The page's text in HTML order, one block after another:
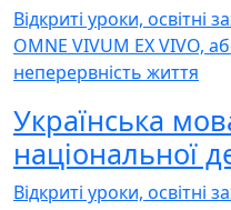
Відкриті уроки, освітні
OMNE VIVUM EX VIVO,
неперервність життя
Українська
національної
Відкриті уроки, освітні